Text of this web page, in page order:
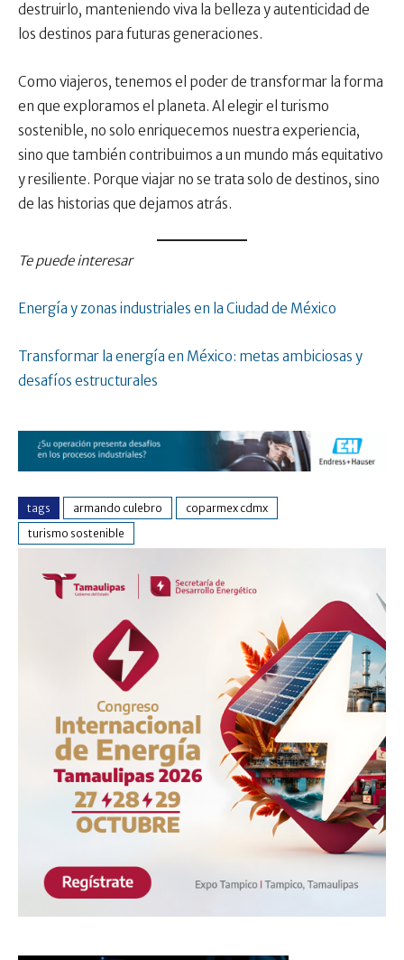
destruirlo, manteniendo viva la belleza y autenticidad de
los destinos para futuras generaciones.
Como viajeros, tenemos el poder de transformar la forma
en que exploramos el planeta. Al elegir el turismo
sostenible, no solo enriquecemos nuestra experiencia,
sino que también contribuimos a un mundo más equitativo
y resiliente. Porque viajar no se trata solo de destinos, sino
de las historias que dejamos atrás.
Te puede interesar
Energía y zonas industriales en la Ciudad de México
Transformar la energía en México: metas ambiciosas y
desafíos estructurales
tags armando culebro
coparmex cdmx
turismo sostenible